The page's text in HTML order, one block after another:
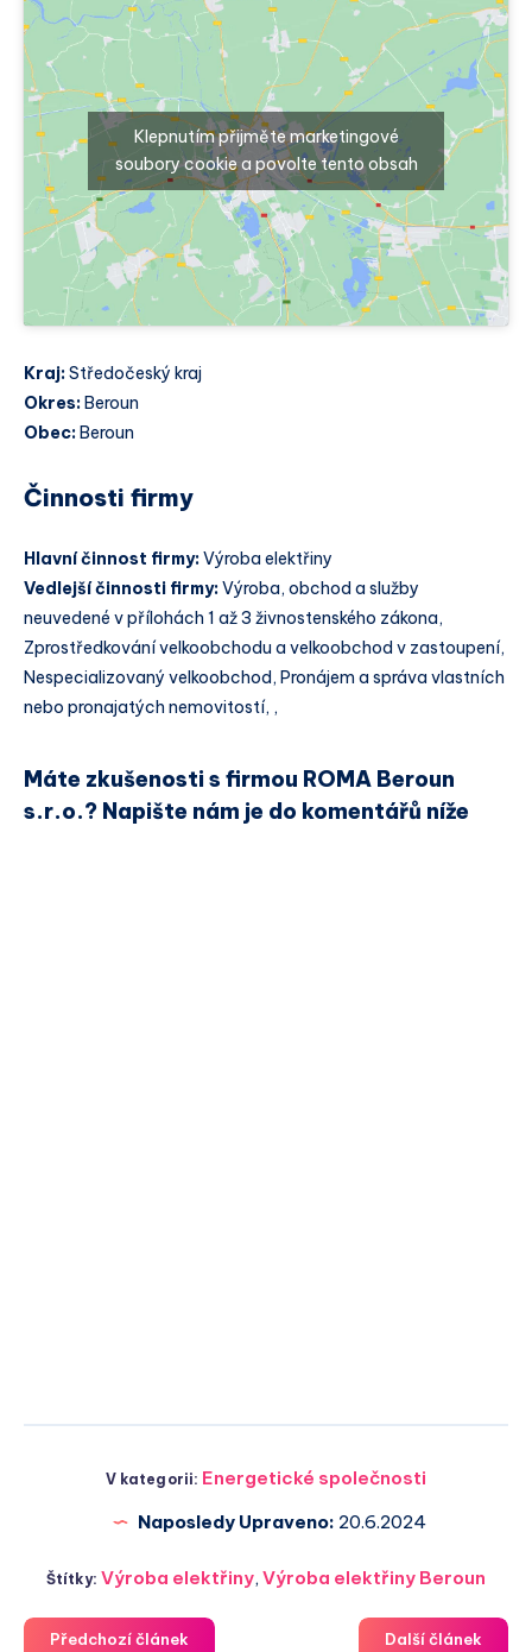
Klepnutím přijměte marketingové
soubory cookie a povolte tento obsah
Kraj:Středočeský kraj
Okres: Beroun
Obec: Beroun
Činnosti firmy
Hlavní činnost firmy:Výroba elektřiny
Vedlejší činnosti firmy:Výroba, obchod a služby
neuvedené v přílohách 1 až 3 živnostenského zákona,
Zprostředkování velkoobchodu a velkoobchod v zastoupení,
Nespecializovaný velkoobchod, Pronájem a správa vlastních
nebo pronajatých nemovitostí, ,
Máte zkušenosti s firmou ROMA Beroun
s.r.o.? Napište nám je do komentářů níže
V kategorii: Energetické společnosti
Naposledy Upraveno: 20.6.2024
Štítky:Výroba elektřiny,Výroba elektřiny Beroun
Předchozí článek Další článek